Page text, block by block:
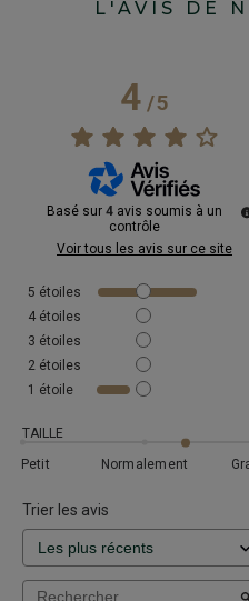
L'AVIS DE
4/5
Basé sur 4 avis soumis à un
contrôle
Voir tous les avis sur ce site
5 étoiles
4 étoiles
3 étoiles
2 étoiles
1 étoile
TAILLE
Petit
Normalement
Trier les avis